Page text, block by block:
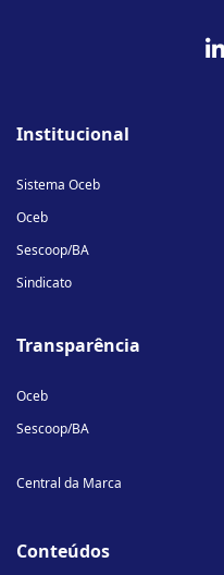
Institucional
Sistema Oceb
Oceb
Sescoop/BA
Sindicato
Transparência
Oceb
Sescoop/BA
Central da Marca
Conteúdos